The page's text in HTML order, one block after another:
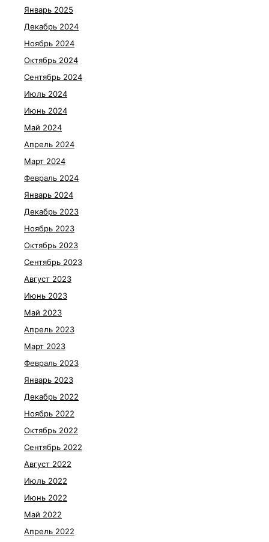
Январь 2025
Декабрь 2024
Ноябрь 2024
Октябрь 2024
Сентябрь 2024
Июль 2024
Июнь 2024
Май 2024
Апрель 2024
Март 2024
Февраль 2024
Январь 2024
Декабрь 2023
Ноябрь 2023
Октябрь 2023
Сентябрь 2023
Август 2023
Июнь 2023
Май 2023
Апрель 2023
Март 2023
Февраль 2023
Январь 2023
Декабрь 2022
Ноябрь 2022
Октябрь 2022
Сентябрь 2022
Август 2022
Июль 2022
Июнь 2022
Май 2022
Апрель 2022